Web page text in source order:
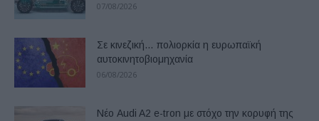
07/08/2026
Σε κινεζική… πολιορκία η ευρωπαϊκή
αυτοκινητοβιομηχανία
06/08/2026
Νέο Audi A2 e-tron με στόχο την κορυφή της